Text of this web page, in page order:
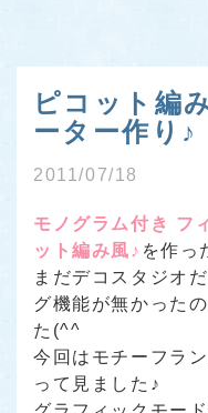
ピコット編
ーター作り♪
2011/07/18
モノグラム付き フ
ット編み風♪ を作っ
まだデコスタジオ
グ機能が無かった
た(^^ゞ
今回はモチーフラ
って見ました♪